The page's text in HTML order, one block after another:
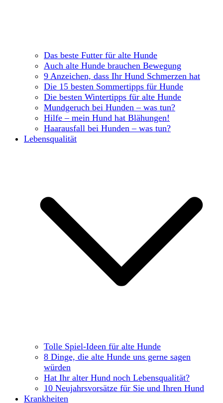
Das beste Futter für alte Hunde
Auch alte Hunde brauchen Bewegung
9 Anzeichen, dass Ihr Hund Schmerzen hat
Die 15 besten Sommertipps für Hunde
Die besten Wintertipps für alte Hunde
Mundgeruch bei Hunden – was tun?
Hilfe – mein Hund hat Blähungen!
Haarausfall bei Hunden – was tun?
Lebensqualität
Tolle Spiel-Ideen für alte Hunde
8 Dinge, die alte Hunde uns gerne sagen
würden
Hat Ihr alter Hund noch Lebensqualität?
10 Neujahrsvorsätze für Sie und Ihren Hund
Krankheiten